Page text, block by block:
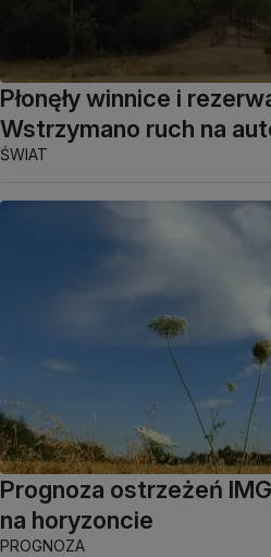
Płonęły winnice i
Wstrzymano ruch na
ŚWIAT
Prognoza ostrzeżeń
na horyzoncie
PROGNOZA